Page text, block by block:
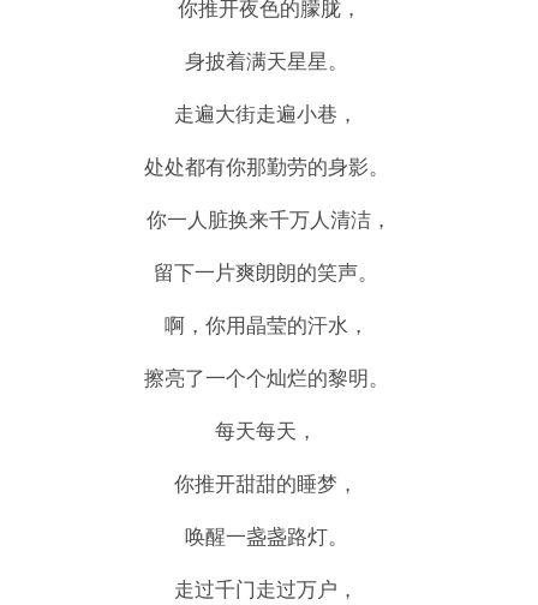
你推开夜色的朦胧，
身披着满天星星。
走遍大街走遍小巷，
处处都有你那勤劳的身影。
你一人脏换来千万人清洁，
留下一片爽朗朗的笑声。
啊，你用晶莹的汗水，
擦亮了一个个灿烂的黎明。
每天每天，
你推开甜甜的睡梦，
唤醒一盏盏路灯。
走过千门走过万户，